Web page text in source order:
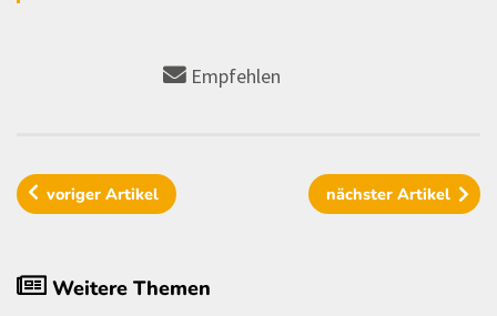
Empfehlen
vorigerArtikel nächster Artikel
Weitere Themen